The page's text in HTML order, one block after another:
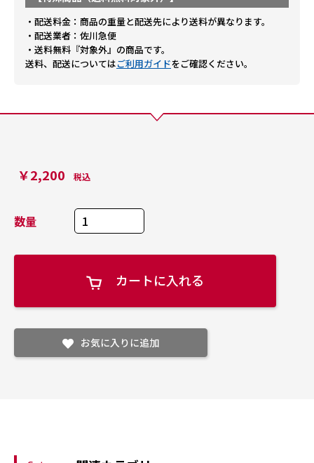
・配送料金：商品の重量と配送先により送料が異なります。
・配送業者：佐川急便
・送料無料『対象外』の商品です。
送料、配送についてはご利用ガイドをご確認ください。
￥2,200 税込
数量
カートに入れる
お気に入りに追加